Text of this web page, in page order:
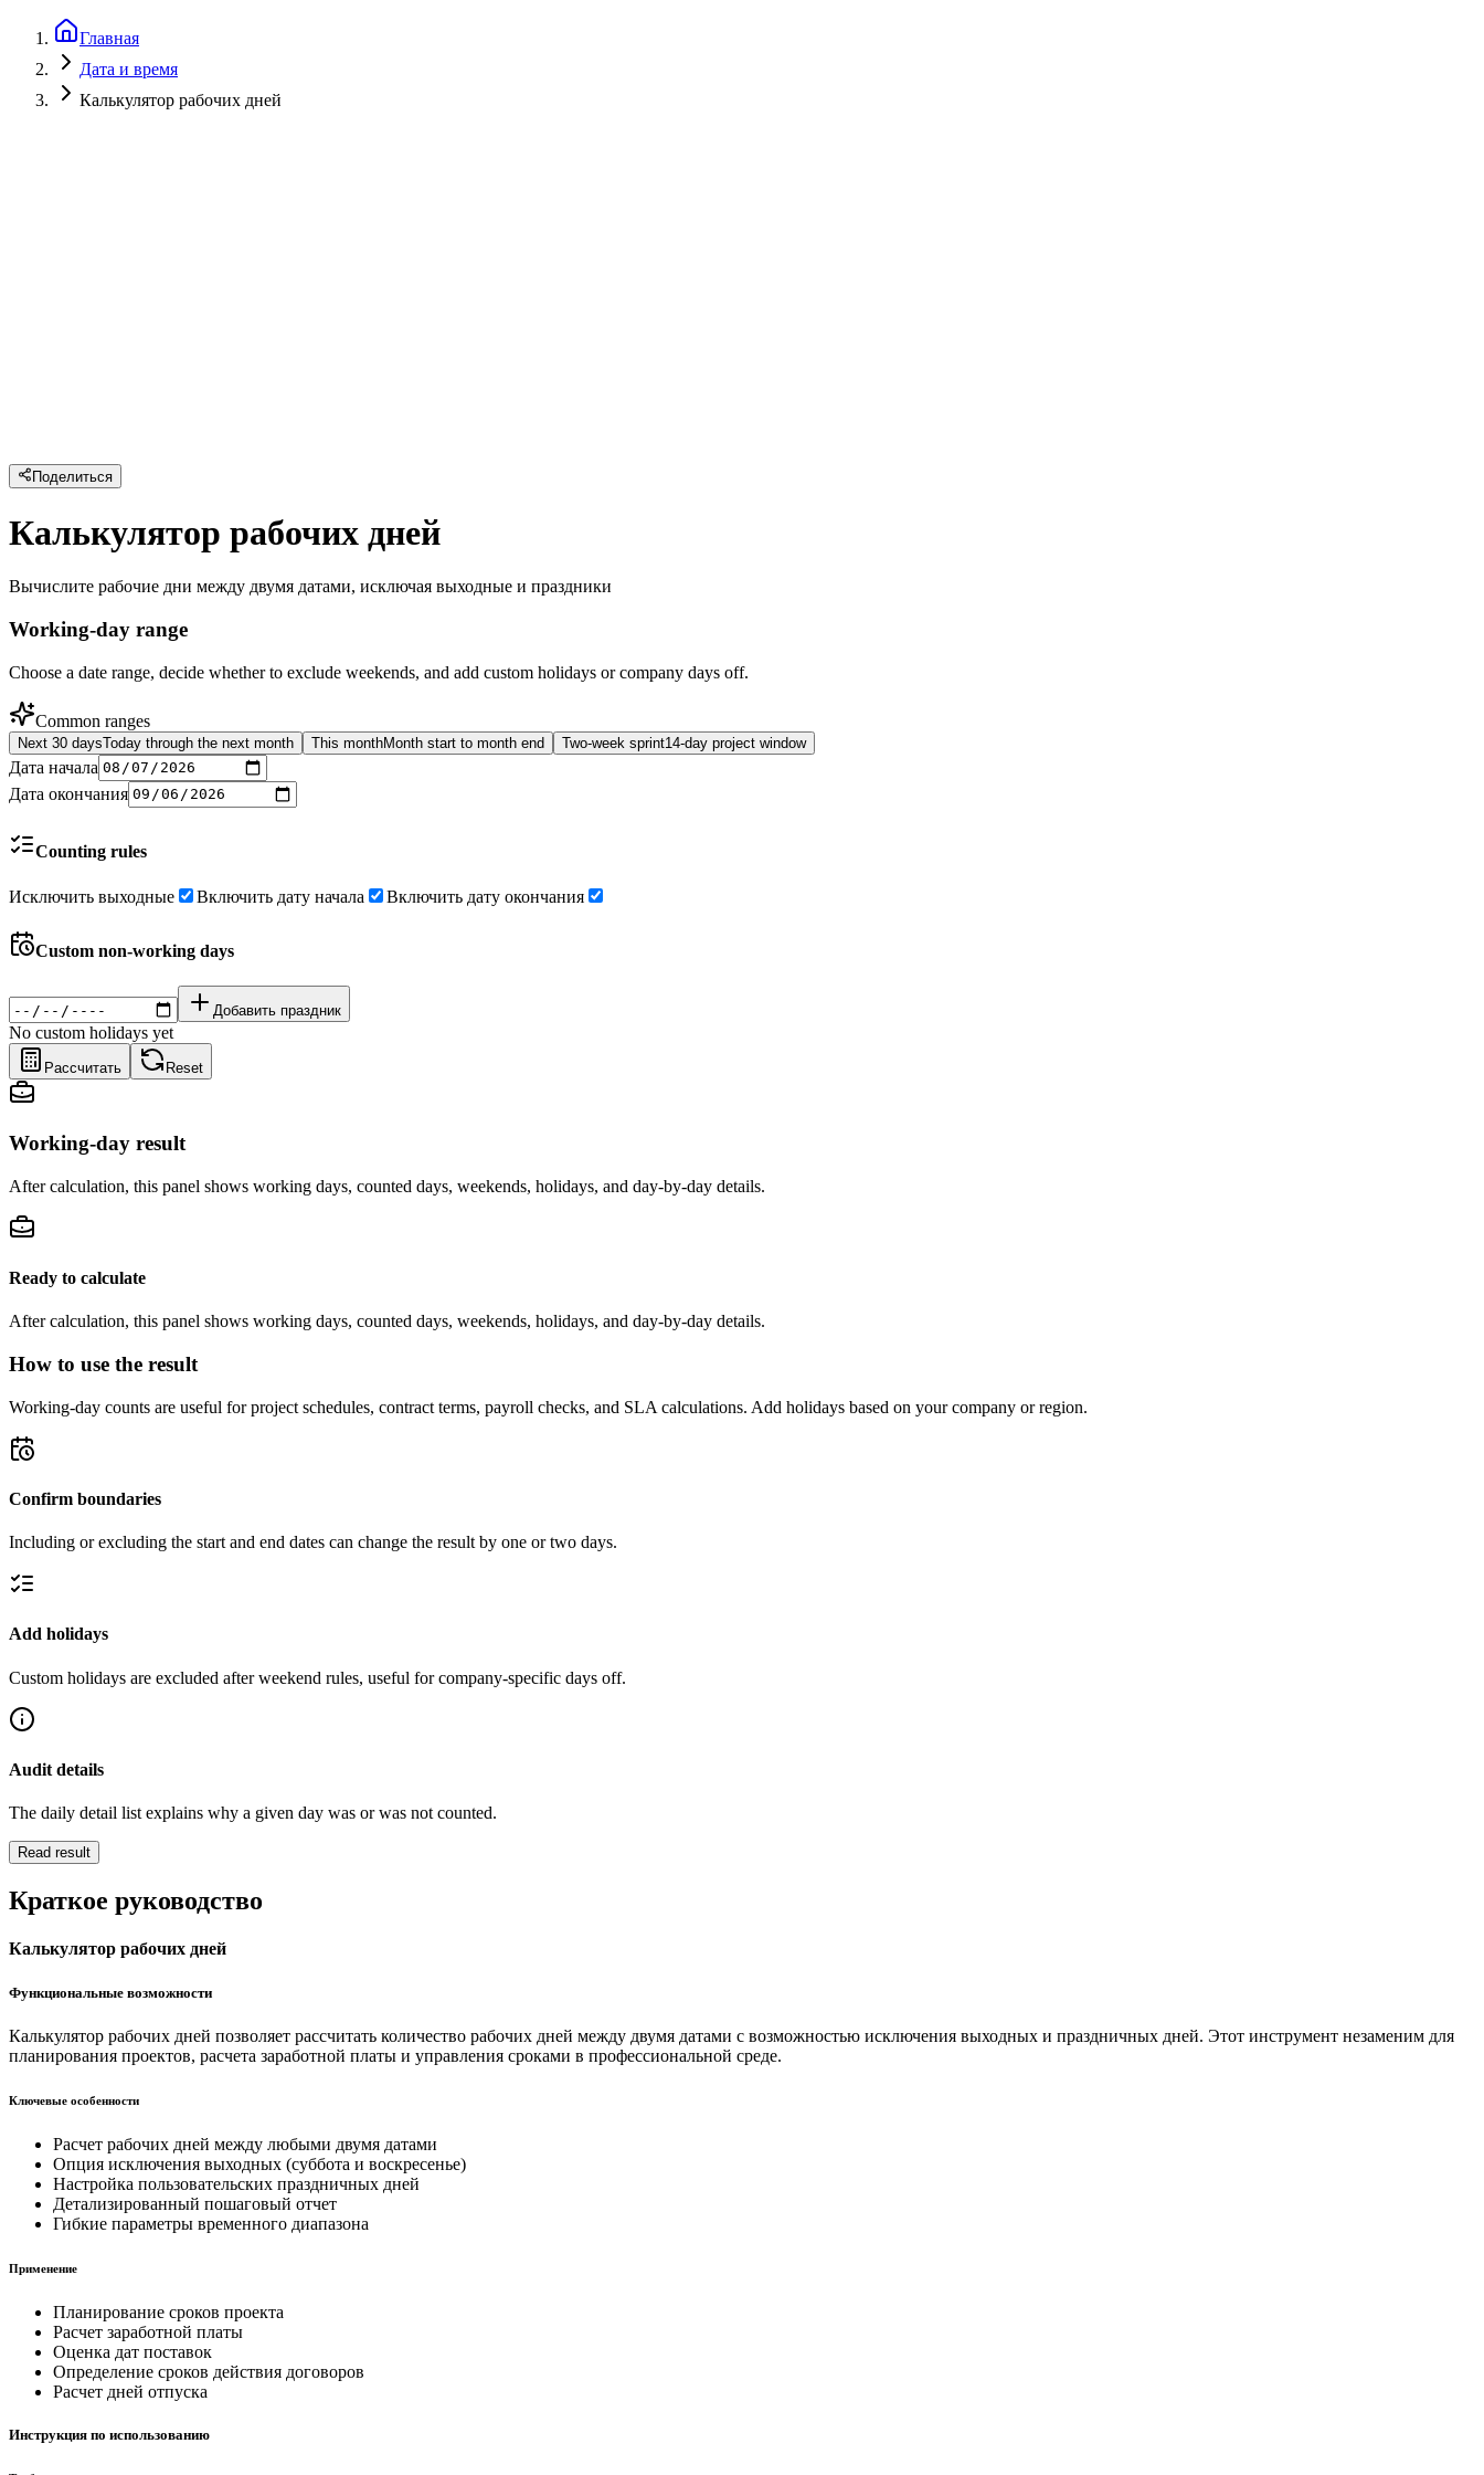
Главная
Дата и время
Калькулятор рабочих дней
Поделиться
Калькулятор рабочих дней
Вычислите рабочие дни между двумя датами, исключая выходные и праздники
Working-day range
Choose a date range, decide whether to exclude weekends, and add custom holidays or company days off.
Common ranges
Next 30 daysToday through the next month This monthMonth start to month end Two-week sprint14-day project window
Дата начала
Дата окончания
Counting rules
Исключить выходные Включить дату начала Включить дату окончания
Custom non-working days
Добавить праздник
No custom holidays yet
Рассчитать Reset
Working-day result
After calculation, this panel shows working days, counted days, weekends, holidays, and day-by-day details.
Ready to calculate
After calculation, this panel shows working days, counted days, weekends, holidays, and day-by-day details.
How to use the result
Working-day counts are useful for project schedules, contract terms, payroll checks, and SLA calculations. Add holidays based on your company or region.
Confirm boundaries
Including or excluding the start and end dates can change the result by one or two days.
Add holidays
Custom holidays are excluded after weekend rules, useful for company-specific days off.
Audit details
The daily detail list explains why a given day was or was not counted.
Read result
Краткое руководство
Калькулятор рабочих дней
Функциональные возможности
Калькулятор рабочих дней позволяет рассчитать количество рабочих дней между двумя датами с возможностью исключения выходных и праздничных дней. Этот инструмент незаменим для
планирования проектов, расчета заработной платы и управления сроками в профессиональной среде.
Ключевые особенности
Расчет рабочих дней между любыми двумя датами
Опция исключения выходных (суббота и воскресенье)
Настройка пользовательских праздничных дней
Детализированный пошаговый отчет
Гибкие параметры временного диапазона
Применение
Планирование сроков проекта
Расчет заработной платы
Оценка дат поставок
Определение сроков действия договоров
Расчет дней отпуска
Инструкция по использованию